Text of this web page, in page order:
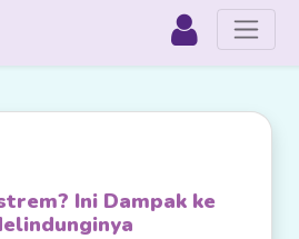
Ini Dampak ke